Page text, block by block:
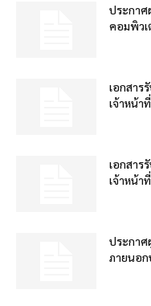
ประกาศ
คอมพิวเ
เอกสาร
เจ้าหน้า
เอกสาร
เจ้าหน้า
ประกาศ
ภายนอก